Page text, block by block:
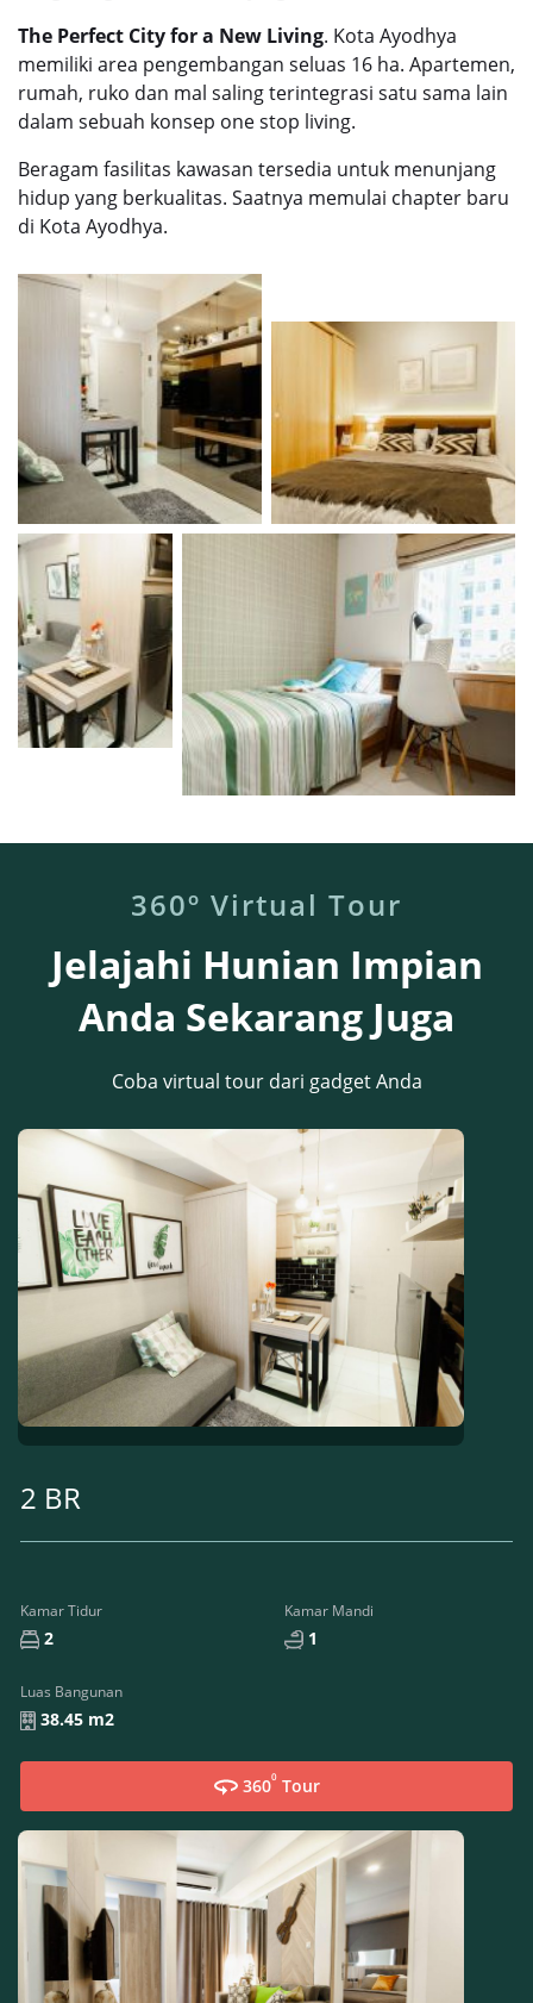
The Perfect City for a New Living. Kota Ayodhya
memiliki area pengembangan seluas 16 ha. Apartemen,
rumah, ruko dan mal saling terintegrasi satu sama lain
dalam sebuah konsep one stop living.
Beragam fasilitas kawasan tersedia untuk menunjang
hidup yang berkualitas. Saatnya memulai chapter baru
di Kota Ayodhya.
360º Virtual Tour
Jelajahi Hunian Impian
Anda Sekarang Juga
Coba virtual tour dari gadget Anda
2 BR
Kamar Tidur
2
Kamar Mandi
1
Luas Bangunan
38.45 m2
3600Tour